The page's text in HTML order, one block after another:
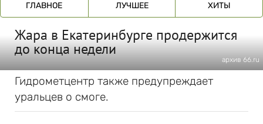
ГЛАВНОЕ ЛУЧШЕЕ ХИТЫ
Жара в Екатеринбурге продержится
до конца недели
архив 66.ru
Гидрометцентр также предупреждает
уральцев о смоге.